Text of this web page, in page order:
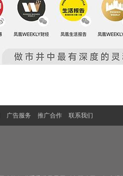
广告服务 推广合作 联系我们